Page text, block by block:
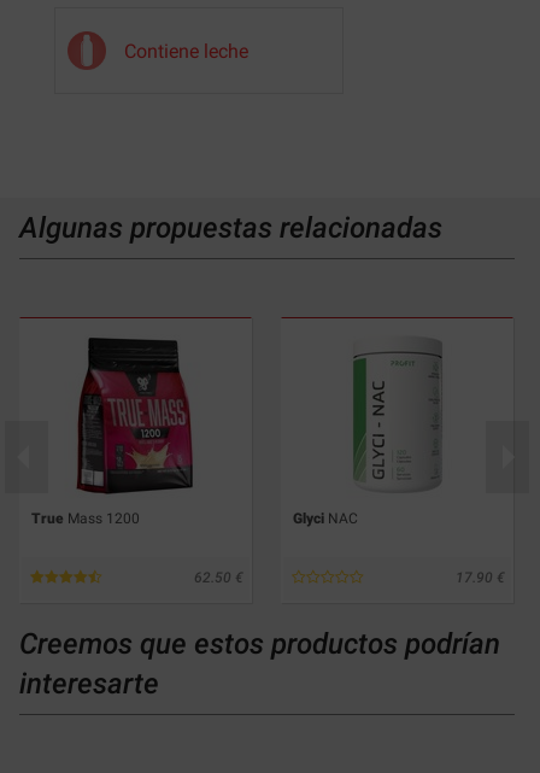
Contiene leche
Algunas propuestas relacionadas
True Mass 1200
62.50
Glyci NAC
17.90
Creemos que estos productos podrían
interesarte